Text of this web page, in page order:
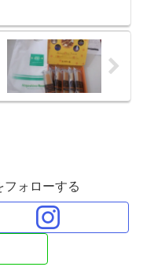
フォローする